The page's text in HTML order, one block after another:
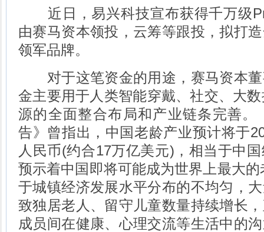
近日，易兴科技宣布获得千万级
由赛马资本领投，云筹等跟投，拟打
领军品牌。
对于这笔资金的用途，赛马资本董
金主要用于人类智能穿戴、社交、大
源的全面整合布局和产业链条完善。
告》曾指出，中国老龄产业预计将于
人民币(约合17万亿美元)，相当于中
预示着中国即将可能成为世界上最大
于城镇经济发展水平分布的不均匀，
致独居老人、留守儿童数量持续增长
成员间在健康、心理交流等生活中的